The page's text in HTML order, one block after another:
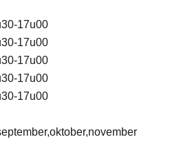
17u00
17u00
17u00
17u00
17u00